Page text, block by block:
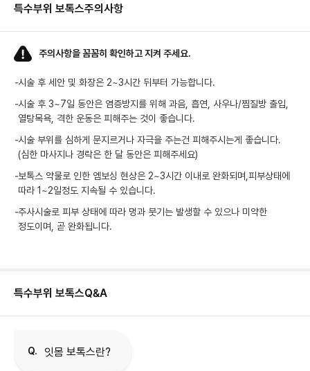
특수부위 보톡스주의사항
주의사항을 꼼꼼히 확인하고 지켜 주세요.
-시술 후 세안 및 화장은 2~3시간 뒤부터 가능합니다.
-시술 후 3~7일 동안은 염증방지를 위해 과음, 흡연, 사우나/찜질방 출입,
열탕목욕, 격한 운동은 피해주는 것이 좋습니다.
-시술 부위를 심하게 문지르거나 자극을 주는건 피해주시는게 좋습니다.
(심한 마사지나 경락은 한 달 동안은 피해주세요)
-보톡스 약물로 인한 엠보싱 현상은 2~3시간 이내로 완화되며,피부상태에
따라 1~2일정도 지속될 수 있습니다.
-주사시술로 피부 상태에 따라 멍과 붓기는 발생할 수 있으나 미약한
정도이며, 곧 완화됩니다.
특수부위 보톡스Q&A
Q. 잇몸 보톡스란?